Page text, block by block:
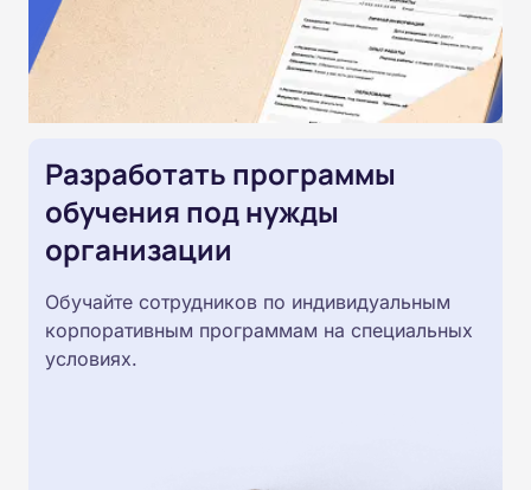
Разработать программы
обучения под нужды
организации
Обучайте сотрудников по индивидуальным
корпоративным программам на специальных
условиях.